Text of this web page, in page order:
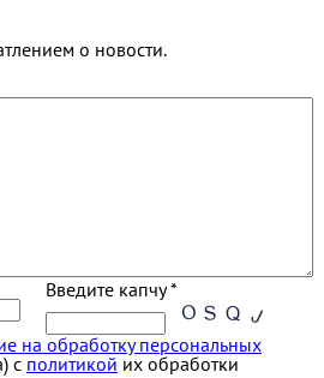
о новости.
Введите капчу *
на обработку персональных
с политикой их обработки